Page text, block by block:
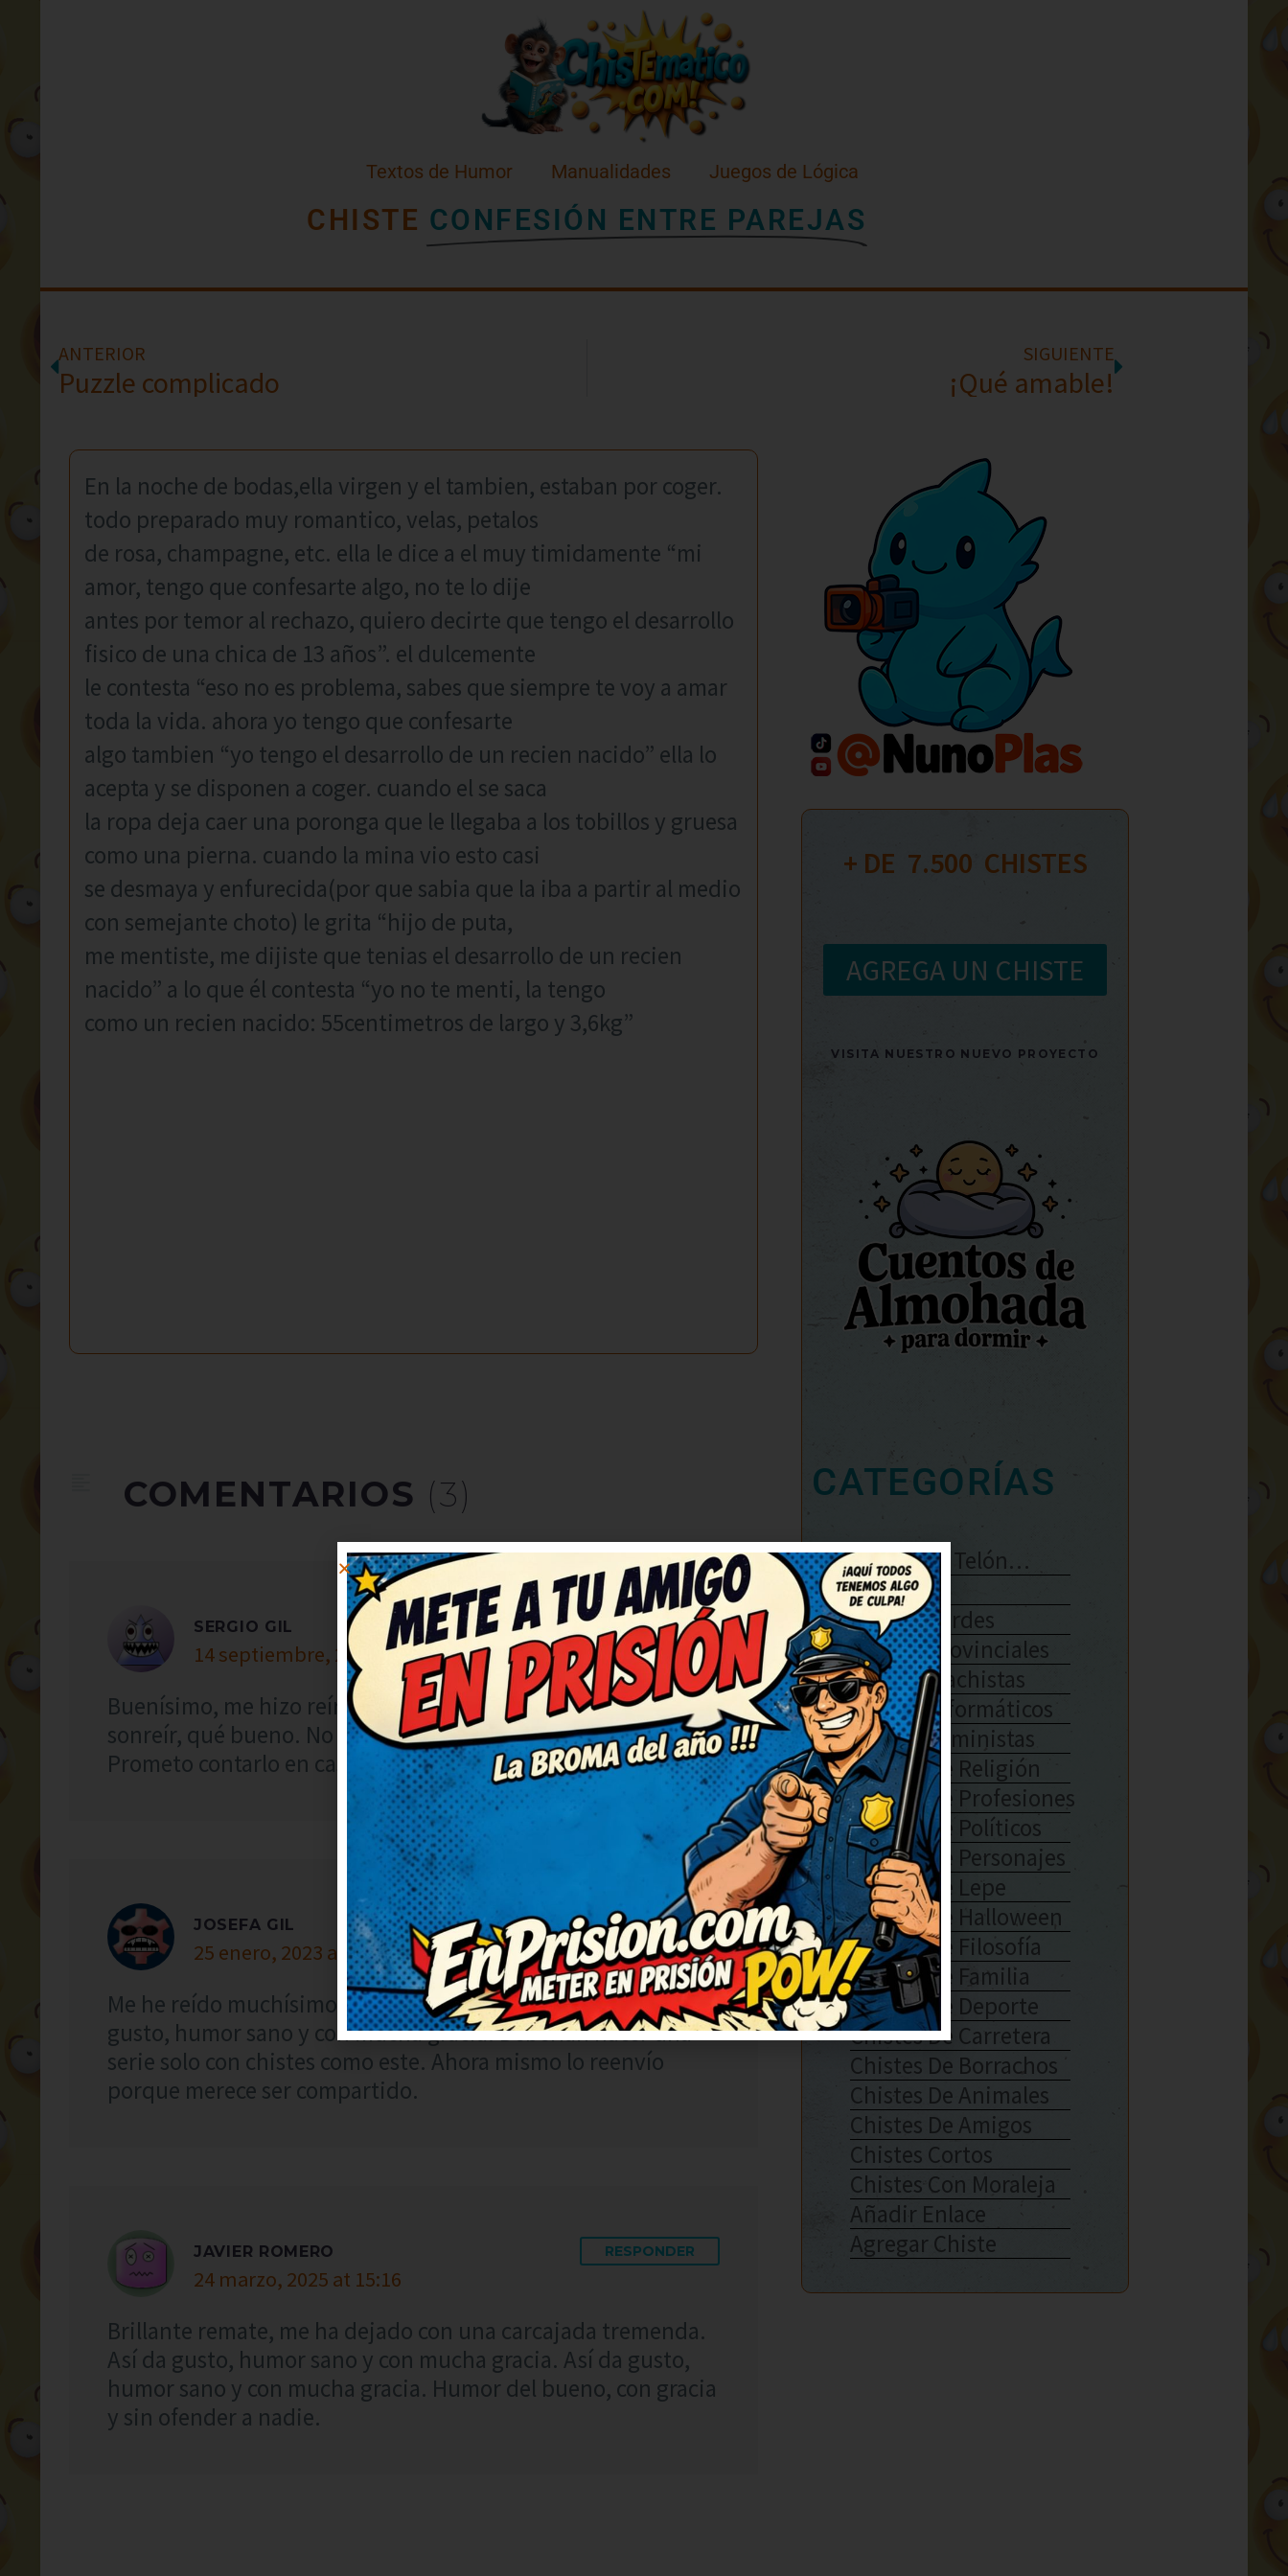
Textos de Humor Manualidades Juegos de Lógica
CHISTE CONFESIÓN ENTRE PAREJAS
ANTERIOR
Puzzle complicado
SIGUIENTE
¡Qué amable!
En la noche de bodas,ella virgen y el tambien, estaban por coger.
todo preparado muy romantico, velas, petalos
de rosa, champagne, etc. ella le dice a el muy timidamente “mi
amor, tengo que confesarte algo, no te lo dije
antes por temor al rechazo, quiero decirte que tengo el desarrollo
fisico de una chica de 13 años”. el dulcemente
le contesta “eso no es problema, sabes que siempre te voy a amar
toda la vida. ahora yo tengo que confesarte
algo tambien “yo tengo el desarrollo de un recien nacido” ella lo
acepta y se disponen a coger. cuando el se saca
la ropa deja caer una poronga que le llegaba a los tobillos y gruesa
como una pierna. cuando la mina vio esto casi
se desmaya y enfurecida(por que sabia que la iba a partir al medio
con semejante choto) le grita “hijo de puta,
me mentiste, me dijiste que tenias el desarrollo de un recien
nacido” a lo que él contesta “yo no te menti, la tengo
como un recien nacido: 55centimetros de largo y 3,6kg”
COMENTARIOS (3)
SERGIO GIL
14 septiembre, 2021 at 5:05
RESPONDER
Buenísimo, me hizo reír a carcajadas. No puedo dejar de
sonreír, qué bueno. No puedo dejar de sonreír, qué bueno.
Prometo contarlo en casa, nos encanta reír juntos.
JOSEFA GIL
25 enero, 2023 at 21:46
RESPONDER
Me he reído muchísimo con este chiste, de verdad. Así da
gusto, humor sano y con mucha gracia. Deberían hacer una
serie solo con chistes como este. Ahora mismo lo reenvío
porque merece ser compartido.
JAVIER ROMERO
24 marzo, 2025 at 15:16
RESPONDER
Brillante remate, me ha dejado con una carcajada tremenda.
Así da gusto, humor sano y con mucha gracia. Así da gusto,
humor sano y con mucha gracia. Humor del bueno, con gracia
y sin ofender a nadie.
+ DE 7.500
  CHISTES
AGREGA UN CHISTE
VISITA NUESTRO NUEVO PROYECTO
CATEGORÍAS
Se Abre El Telón…
Enlaces
Chistes Verdes
Chistes Provinciales
Chistes Machistas
Chistes Informáticos
Chistes Feministas
Chistes De Religión
Chistes De Profesiones
Chistes De Políticos
Chistes De Personajes
Chistes De Lepe
Chistes De Halloween
Chistes De Filosofía
Chistes De Familia
Chistes De Deporte
Chistes De Carretera
Chistes De Borrachos
Chistes De Animales
Chistes De Amigos
Chistes Cortos
Chistes Con Moraleja
Añadir Enlace
Agregar Chiste